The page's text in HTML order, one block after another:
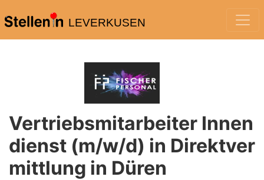
LEVERKUSEN
Vertriebsmitarbeiter Innen
dienst (m/w/d) in Direktver
mittlung in Düren